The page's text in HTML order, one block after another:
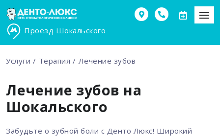
Проезд Шокальского
Услуги Терапия Лечение зубов
Лечение зубов на
Шокальского
Забудьте о зубной боли с Денто Люкс! Широкий